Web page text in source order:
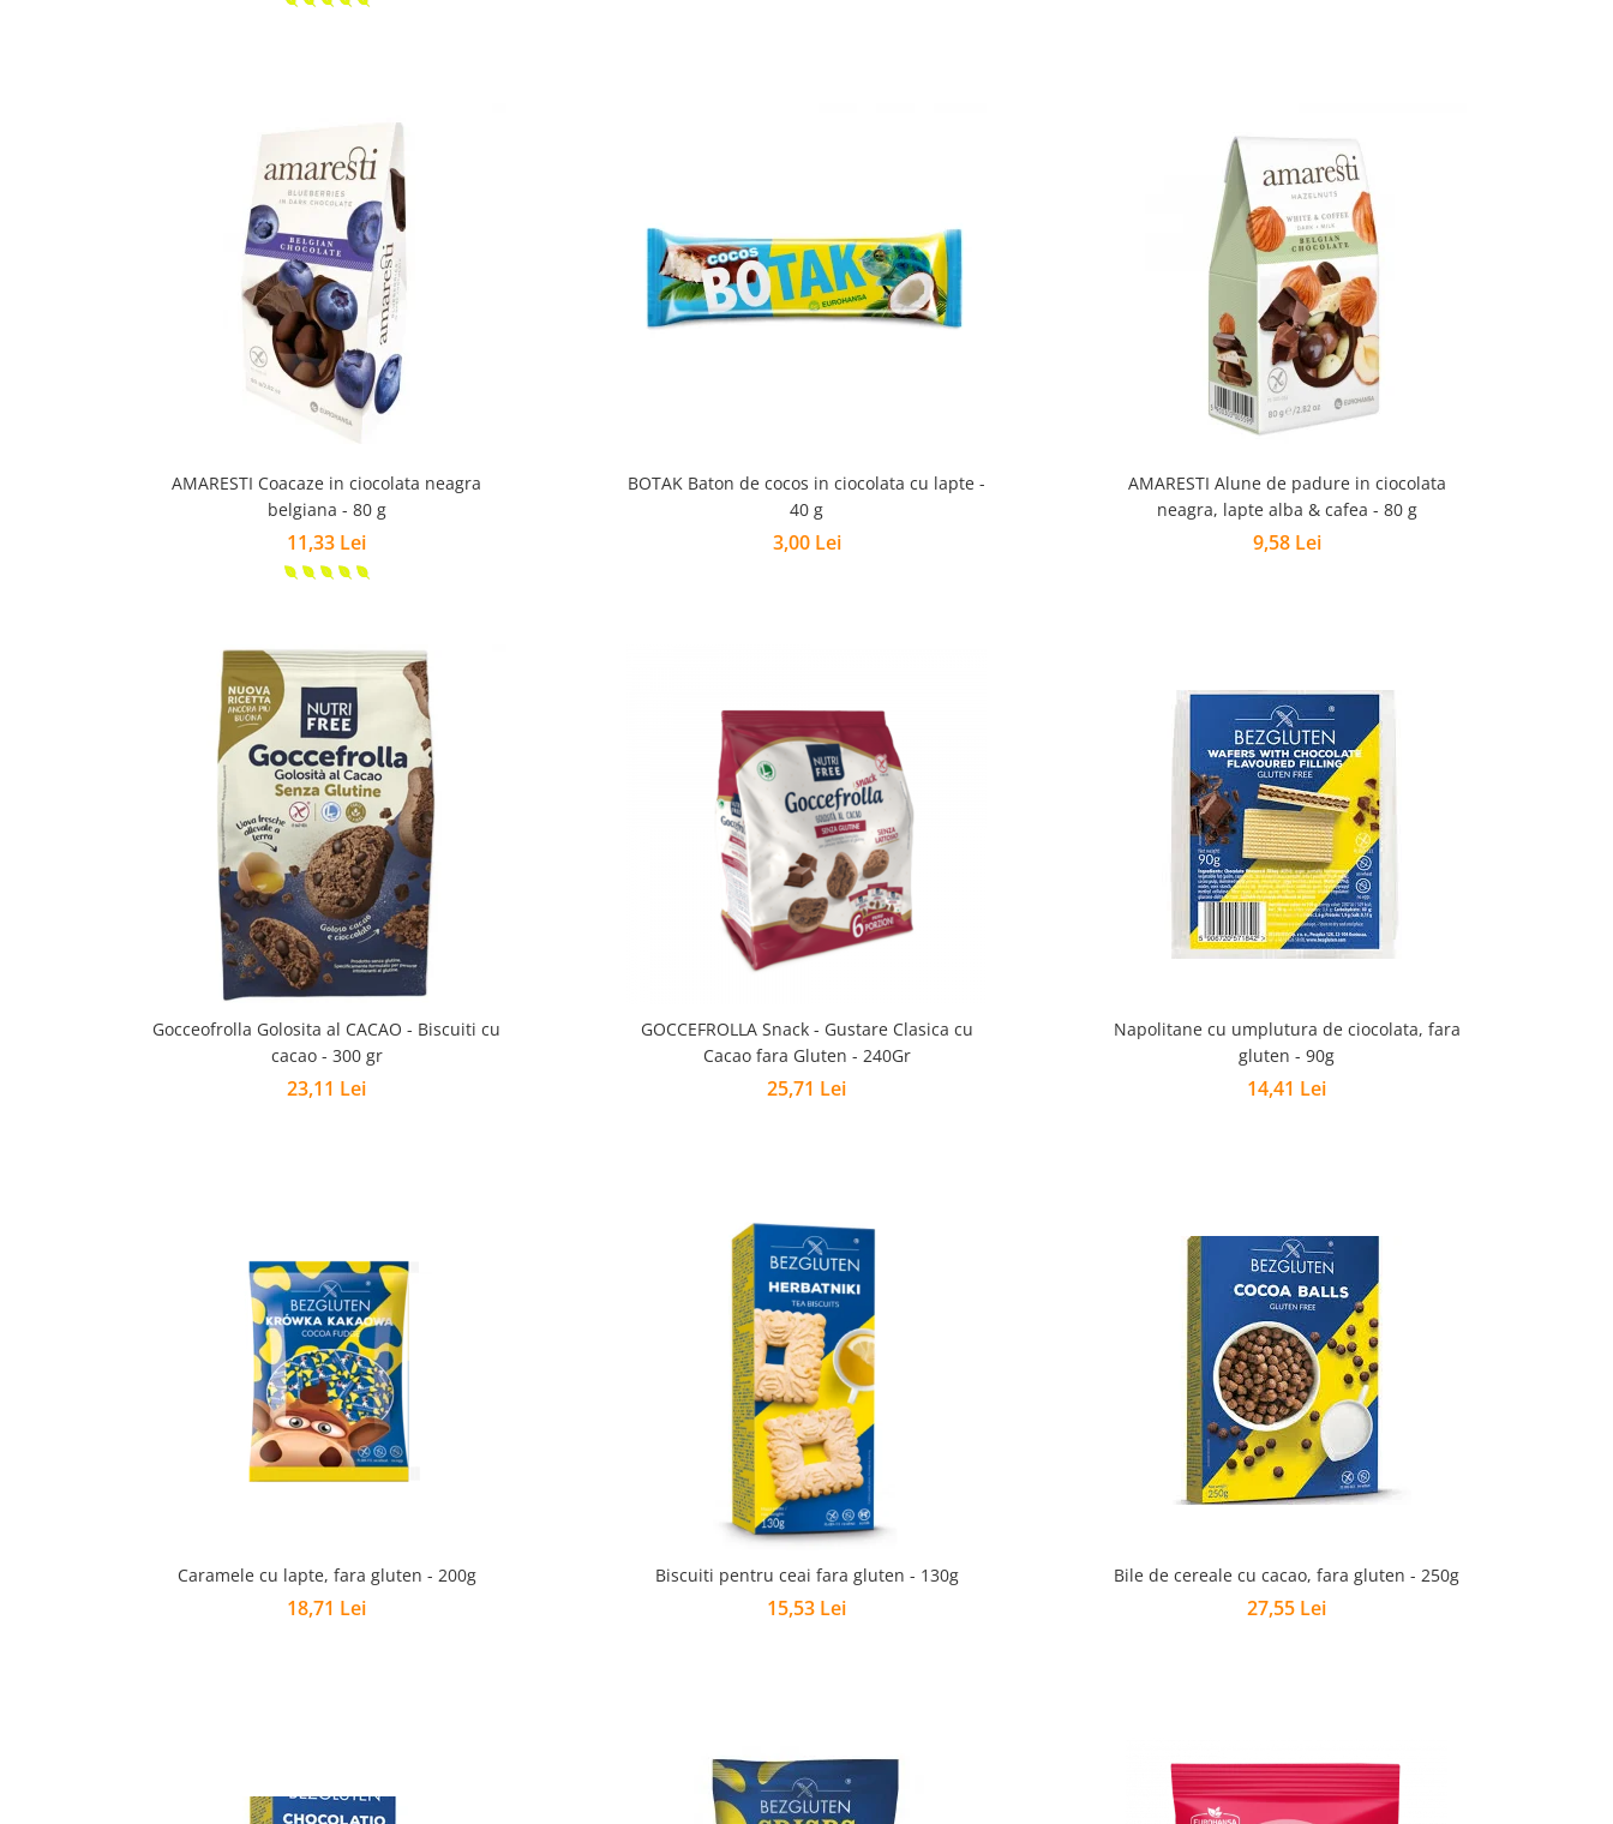
AMARESTI Coacaze in ciocolata neagra
belgiana - 80 g
11,33 Lei
BOTAK Baton de cocos in ciocolata cu lapte -
40 g
3,00 Lei
AMARESTI Alune de padure in ciocolata
neagra, lapte alba & cafea - 80 g
9,58 Lei
Gocceofrolla Golosita al CACAO - Biscuiti cu
cacao - 300 gr
23,11 Lei
GOCCEFROLLA Snack - Gustare Clasica cu
Cacao fara Gluten - 240Gr
25,71 Lei
Napolitane cu umplutura de ciocolata, fara
gluten - 90g
14,41 Lei
Caramele cu lapte, fara gluten - 200g
18,71 Lei
Biscuiti pentru ceai fara gluten - 130g
15,53 Lei
Bile de cereale cu cacao, fara gluten - 250g
27,55 Lei